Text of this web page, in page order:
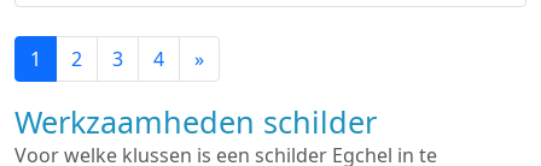
1 2 3 4 »
Werkzaamheden schilder
Voor welke klussen is een schilder Egchel in te